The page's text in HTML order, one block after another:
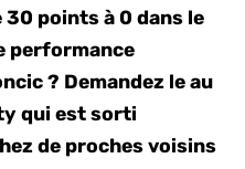
30 points à 0 dans le
performance
? Demandez le au
qui est sorti
de proches voisins